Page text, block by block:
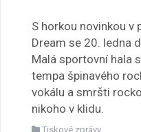
S horkou novinkou v
Dream se 20. ledna
Malá sportovní hala
tempa špinavého
vokálu a smršti
nikoho v klidu.
Tiskové zprávy